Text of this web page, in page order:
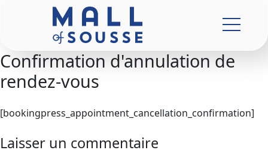
Confirmation d'annulation de
rendez-vous
[bookingpress_appointment_cancellation_confirmation]
Laisser un commentaire